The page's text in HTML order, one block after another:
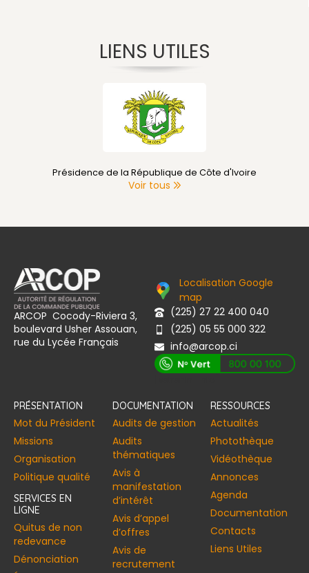
LIENS UTILES
Présidence de la République de Côte d'Ivoire
Voir tous
ARCOP Cocody-Riviera 3,
boulevard Usher Assouan,
rue du Lycée Français
Localisation Google
map
(225) 27 22 400 040
(225) 05 55 000 322
info@arcop.ci
PRÉSENTATION
Mot du Président
Missions
Organisation
Politique qualité
SERVICES EN
LIGNE
Quitus de non
redevance
Dénonciation
DOCUMENTATION
Audits de gestion
Audits
thématiques
Avis à
manifestation
d’intérêt
Avis d’appel
d’offres
Avis de
recrutement
RESSOURCES
Actualités
Photothèque
Vidéothèque
Annonces​
Agenda
Documentation
Contacts
Liens Utiles